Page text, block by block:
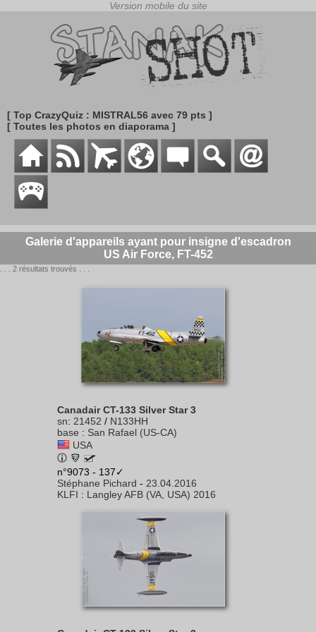
[ Top CrazyQuiz : MISTRAL56 avec 79 pts ]
[ Toutes les photos en diaporama ]
Galerie d'appareils ayant pour insigne d'escadron
US Air Force, FT-452
. . . 2 résultats trouvés . . .
Canadair CT-133 Silver Star 3
sn: 21452 / N133HH
base : San Rafael (US-CA)
USA
n°9073 - 137✓
Stéphane Pichard - 23.04.2016
KLFI : Langley AFB (VA, USA) 2016